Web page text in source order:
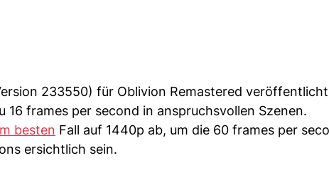
233550) für Oblivion Remastered
frames per second in anspruchsvollen Szenen.
besten Fall auf 1440p ab, um die 60 frames per
ersichtlich sein.